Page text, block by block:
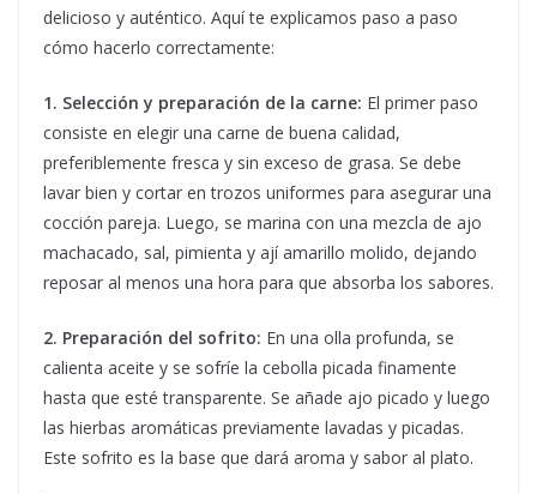
delicioso y auténtico. Aquí te explicamos paso a paso
cómo hacerlo correctamente:
1. Selección y preparación de la carne: El primer paso
consiste en elegir una carne de buena calidad,
preferiblemente fresca y sin exceso de grasa. Se debe
lavar bien y cortar en trozos uniformes para asegurar una
cocción pareja. Luego, se marina con una mezcla de ajo
machacado, sal, pimienta y ají amarillo molido, dejando
reposar al menos una hora para que absorba los sabores.
2. Preparación del sofrito: En una olla profunda, se
calienta aceite y se sofríe la cebolla picada finamente
hasta que esté transparente. Se añade ajo picado y luego
las hierbas aromáticas previamente lavadas y picadas.
Este sofrito es la base que dará aroma y sabor al plato.